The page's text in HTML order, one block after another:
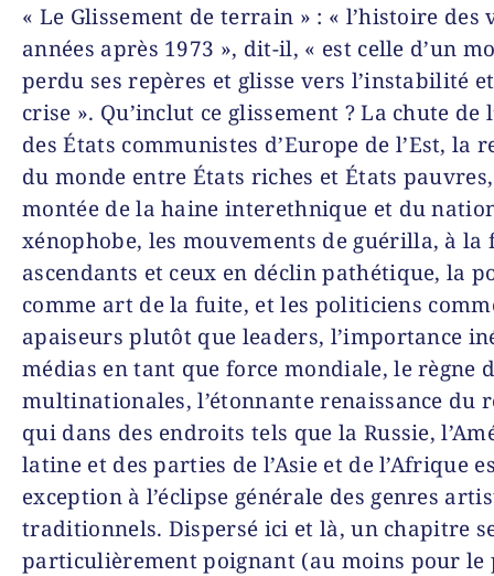
« Le Glissement de terrain » : « l’histoire des
années après 1973 », dit-il, « est celle d’un
perdu ses repères et glisse vers l’instabilité
crise ». Qu’inclut ce glissement ? La chute de
des États communistes d’Europe de l’Est, la
du monde entre États riches et États
montée de la haine interethnique et du
xénophobe, les mouvements de guérilla, à la
ascendants et ceux en déclin pathétique, la
comme art de la fuite, et les politiciens
apaiseurs plutôt que leaders, l’importance
médias en tant que force mondiale, le règne
multinationales, l’étonnante renaissance du
qui dans des endroits tels que la Russie,
latine et des parties de l’Asie et de l’Afrique
exception à l’éclipse générale des genres
traditionnels. Dispersé ici et là, un chapitre
particulièrement poignant (au moins pour le